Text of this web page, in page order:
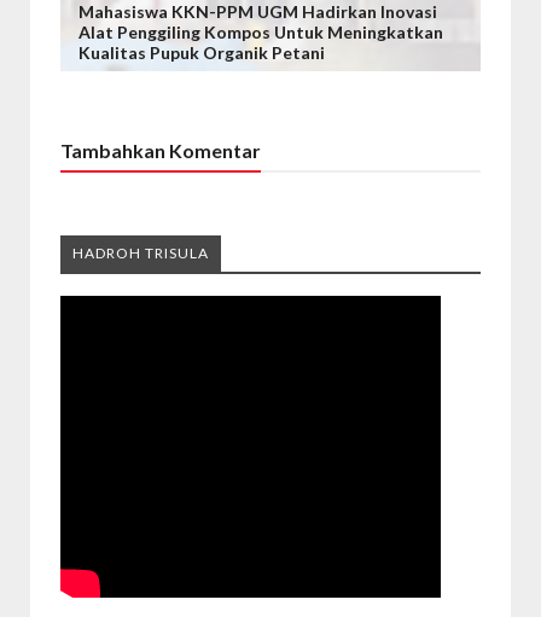
Mahasiswa KKN-PPM UGM Hadirkan Inovasi
Alat Penggiling Kompos Untuk Meningkatkan
Kualitas Pupuk Organik Petani
Tambahkan Komentar
HADROH TRISULA